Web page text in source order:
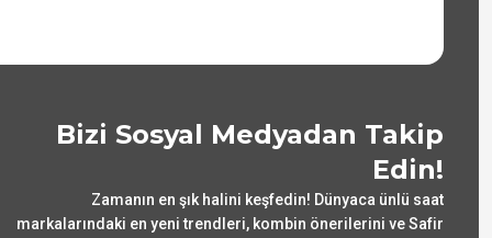
Bizi Sosyal Medyadan Takip
Edin!
Zamanın en şık halini keşfedin! Dünyaca ünlü saat
markalarındaki en yeni trendleri, kombin önerilerini ve Safir